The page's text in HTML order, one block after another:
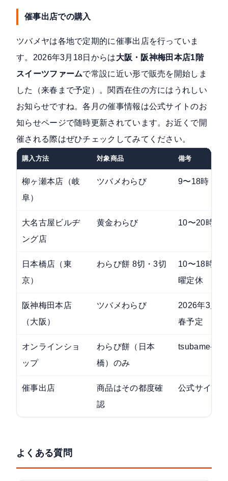
催事出店での購入
ツバメヤは各地で定期的に催事出店を行っていま
す。2026年3月18日からは大阪・阪神梅田本店1階
スイーツファームで常設に近い形で販売を開始しま
した（来春まで予定）。関西在住の方にはうれしい
お知らせですね。各月の催事情報は公式サイトのお
知らせページで随時更新されています。お近くで開
催される際はぜひチェックしてみてください。
購入方法 対象商品 備考
柳ヶ瀬本店（岐
阜）
ツバメわらび 9〜18時・月
大名古屋ビルヂ
ング店
黄金わらび 10〜20時・
日本橋店（東
京）
わらび餅 8切・3切
10〜18時30
曜定休
阪神梅田本店
（大阪）
ツバメわらび
2026年3月
春予定
オンラインショ
ップ
わらび餅（日本
橋）のみ
tsubame-
催事出店
商品はその都度確
認
公式サイト
よくある質問